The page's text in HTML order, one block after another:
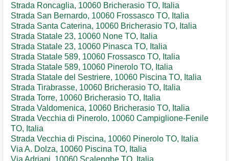
Strada Roncaglia, 10060 Bricherasio TO, Italia
Strada San Bernardo, 10060 Frossasco TO, Italia
Strada Santa Caterina, 10060 Bricherasio TO, Italia
Strada Statale 23, 10060 None TO, Italia
Strada Statale 23, 10060 Pinasca TO, Italia
Strada Statale 589, 10060 Frossasco TO, Italia
Strada Statale 589, 10060 Pinerolo TO, Italia
Strada Statale del Sestriere, 10060 Piscina TO, Italia
Strada Tirabrasse, 10060 Bricherasio TO, Italia
Strada Torre, 10060 Bricherasio TO, Italia
Strada Valdomenica, 10060 Bricherasio TO, Italia
Strada Vecchia di Pinerolo, 10060 Campiglione-Fenile
TO, Italia
Strada Vecchia di Piscina, 10060 Pinerolo TO, Italia
Via A. Dolza, 10060 Piscina TO, Italia
Via Adriani, 10060 Scalenghe TO, Italia